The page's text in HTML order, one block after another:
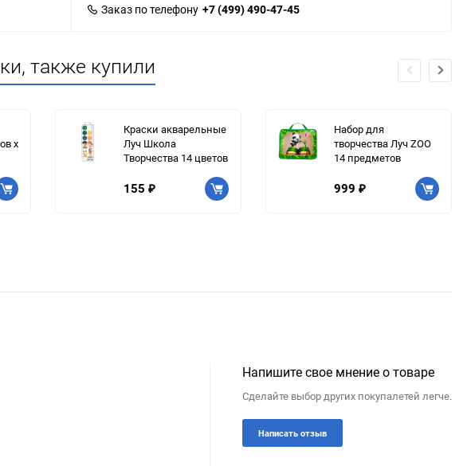
Заказ по телефону +7 (499) 490-47-45
также купили
х
Краски акварельные
Луч Школа
Творчества 14 цветов
155 ₽
Набор для
творчества Луч ZOO
14 предметов
999 ₽
Напишите свое мнение о товаре
Сделайте выбор других покупалетей легче.
Написать отзыв